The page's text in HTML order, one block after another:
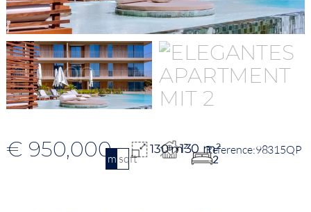
€ 950,000m2sqft
130 m²130 m²
2
98315QP